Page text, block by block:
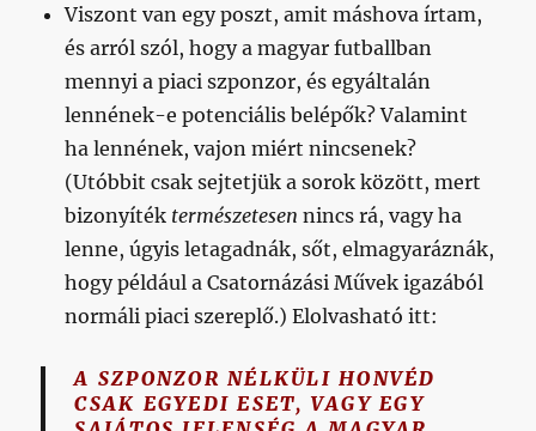
a
magyar
sport
foci
soha
nem
sikerek
előtt
áll
bejegyzéshez
Viszont van egy poszt, amit máshova írtam,
és arról szól, hogy a magyar futballban
mennyi a piaci szponzor, és egyáltalán
lennének-e potenciális belépők? Valamint
ha lennének, vajon miért nincsenek?
(Utóbbit csak sejtetjük a sorok között, mert
bizonyíték természetesen nincs rá, vagy ha
lenne, úgyis letagadnák, sőt, elmagyaráznák,
hogy például a Csatornázási Művek igazából
normáli piaci szereplő.) Elolvasható itt:
A SZPONZOR NÉLKÜLI HONVÉD
CSAK EGYEDI ESET, VAGY EGY